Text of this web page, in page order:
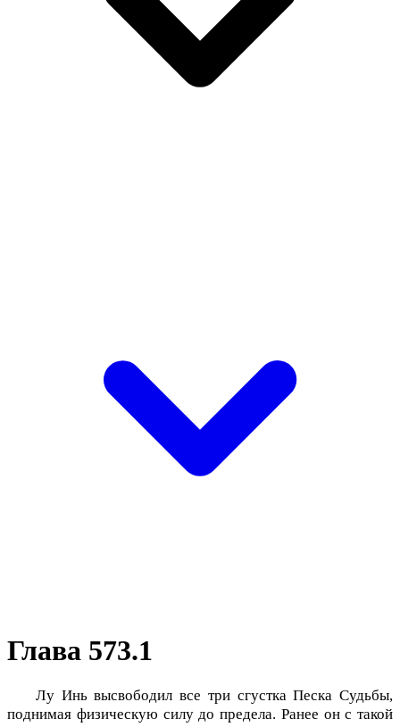
Глава 573.1
Лу Инь высвободил все три сгустка Песка Судьбы,
поднимая физическую силу до предела. Ранее он с такой